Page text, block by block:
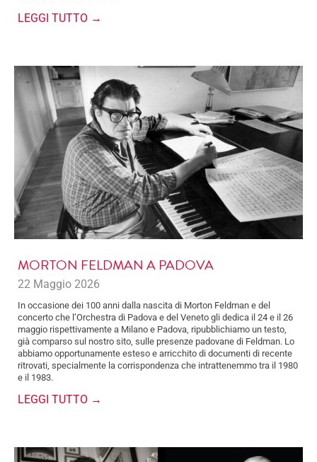
LEGGI TUTTO →
MORTON FELDMAN A PADOVA
22 Maggio 2026
In occasione dei 100 anni dalla nascita di Morton Feldman e del
concerto che l’Orchestra di Padova e del Veneto gli dedica il 24 e il 26
maggio rispettivamente a Milano e Padova, ripubblichiamo un testo,
già comparso sul nostro sito, sulle presenze padovane di Feldman. Lo
abbiamo opportunamente esteso e arricchito di documenti di recente
ritrovati, specialmente la corrispondenza che intrattenemmo tra il 1980
e il 1983.
LEGGI TUTTO →